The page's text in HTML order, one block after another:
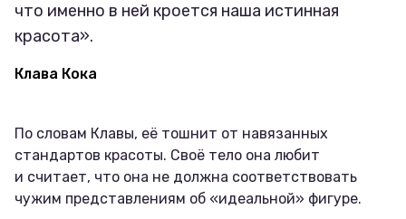
что именно в ней кроется наша истинная
красота».
Клава Кока
По словам Клавы, её тошнит от навязанных
стандартов красоты. Своё тело она любит
и считает, что она не должна соответствовать
чужим представлениям об «идеальной» фигуре.